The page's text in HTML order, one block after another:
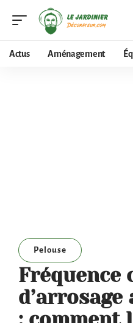
Actus Aménagement
Pelouse
Fréquence